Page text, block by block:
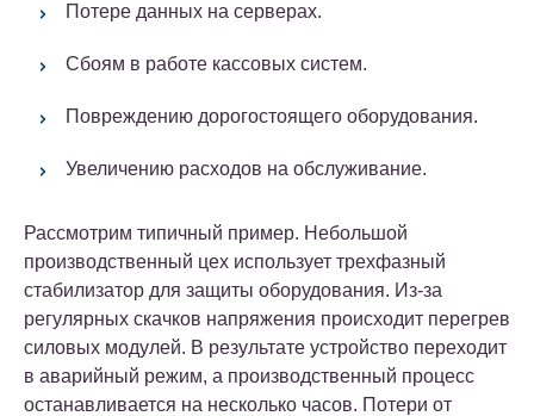
Потере данных на серверах.
Сбоям в работе кассовых систем.
Повреждению дорогостоящего оборудования.
Увеличению расходов на обслуживание.
Рассмотрим типичный пример. Небольшой
производственный цех использует трехфазный
стабилизатор для защиты оборудования. Из-за
регулярных скачков напряжения происходит перегрев
силовых модулей. В результате устройство переходит
в аварийный режим, а производственный процесс
останавливается на несколько часов. Потери от